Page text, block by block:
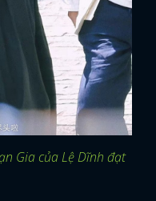
Gia của Lệ Dĩnh đạt